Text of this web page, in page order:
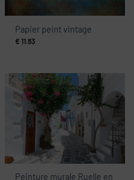
Papier peint vintage
€ 11.83
Peinture murale Ruelle en